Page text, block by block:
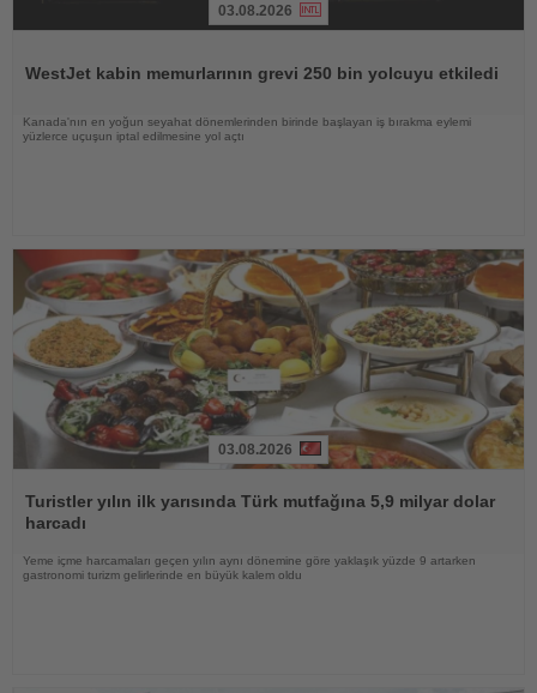
03.08.2026
WestJet kabin memurlarının grevi 250 bin yolcuyu etkiledi
Kanada'nın en yoğun seyahat dönemlerinden birinde başlayan iş bırakma eylemi
yüzlerce uçuşun iptal edilmesine yol açtı
Oku
03.08.2026
Turistler yılın ilk yarısında Türk mutfağına 5,9 milyar dolar
harcadı
Yeme içme harcamaları geçen yılın aynı dönemine göre yaklaşık yüzde 9 artarken
gastronomi turizm gelirlerinde en büyük kalem oldu